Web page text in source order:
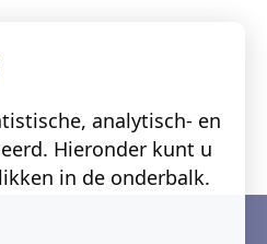
analytisch- en
Hieronder kunt u
in de onderbalk.